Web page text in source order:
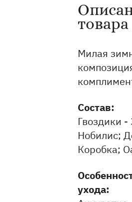
Информация
товара
Милая
Состав:
Гвоздики -
Нобилис;
Коробка;
ухода: